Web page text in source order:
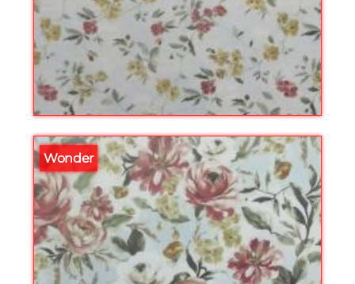
Wonder